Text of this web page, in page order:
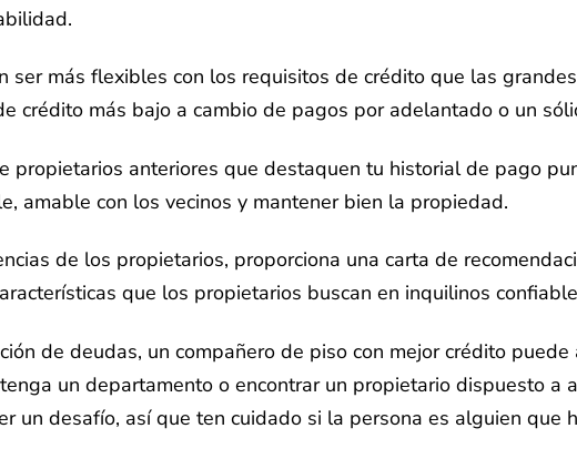
ser más flexibles con los requisitos de crédito que las
crédito más bajo a cambio de pagos por adelantado o un
propietarios anteriores que destaquen tu historial de pago
amable con los vecinos y mantener bien la propiedad.
de los propietarios, proporciona una carta de
que los propietarios buscan en inquilinos
de deudas, un compañero de piso con mejor crédito
un departamento o encontrar un propietario dispuesto a
un desafío, así que ten cuidado si la persona es alguien que